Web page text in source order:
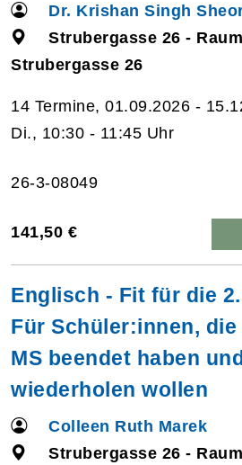
Dr. Krishan Singh
Strubergasse 26 -
Strubergasse 26
14 Termine, 01.09.2026 -
Di., 10:30 - 11:45 Uhr
26-3-08049
141,50 €
Englisch - Fit für die
Für Schüler:innen,
MS beendet haben
wiederholen wollen
Colleen Ruth Marek
Strubergasse 26 -